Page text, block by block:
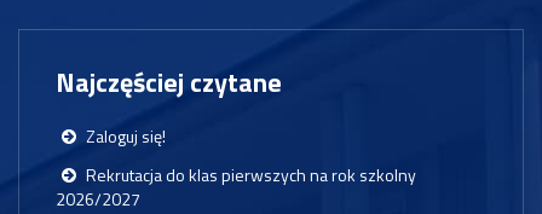
Najczęściej czytane
Zaloguj się!
Rekrutacja do klas pierwszych na rok szkolny
2026/2027